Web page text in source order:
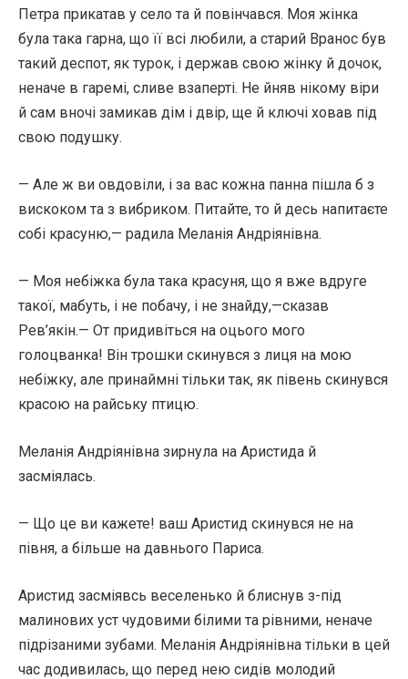
Петра прикатав у село та й повінчався. Моя жінка
була така гарна, що її всі любили, а старий Вранос був
такий деспот, як турок, і держав свою жінку й дочок,
неначе в гаремі, сливе взаперті. Не йняв нікому віри
й сам вночі замикав дім і двір, ще й ключі ховав під
свою подушку.
— Але ж ви овдовіли, і за вас кожна панна пішла б з
вискоком та з вибриком. Питайте, то й десь напитаєте
собі красуню,— радила Меланія Андріянівна.
— Моя небіжка була така красуня, що я вже вдруге
такої, мабуть, і не побачу, і не знайду,—сказав
Рев’якін.— От придивіться на оцього мого
голоцванка! Він трошки скинувся з лиця на мою
небіжку, але принаймні тільки так, як півень скинувся
красою на райську птицю.
Меланія Андріянівна зирнула на Аристида й
засміялась.
— Що це ви кажете! ваш Аристид скинувся не на
півня, а більше на давнього Париса.
Аристид засміявсь веселенько й блиснув з-під
малинових уст чудовими білими та рівними, неначе
підрізаними зубами. Меланія Андріянівна тільки в цей
час додивилась, що перед нею сидів молодий